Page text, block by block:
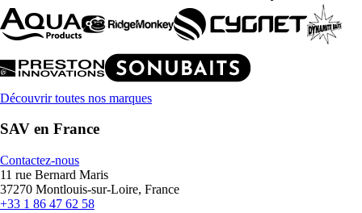
Découvrir toutes nos marques
SAV en France
Contactez-nous
11 rue Bernard Maris
37270 Montlouis-sur-Loire, France
+33 1 86 47 62 58